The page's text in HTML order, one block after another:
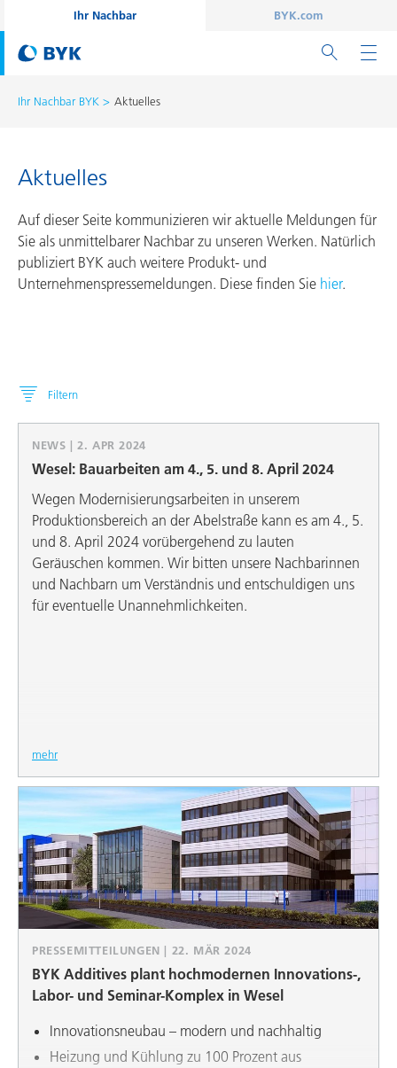
Ihr Nachbar BYK.com
Ihr Nachbar BYK Aktuelles
Aktuelles
Auf dieser Seite kommunizieren wir aktuelle Meldungen für
Sie als unmittelbarer Nachbar zu unseren Werken. Natürlich
publiziert BYK auch weitere Produkt- und
Unternehmenspressemeldungen. Diese finden Sie hier.
Filtern
NEWS | 2. APR 2024
Wesel: Bauarbeiten am 4., 5. und 8. April 2024
Wegen Modernisierungsarbeiten in unserem
Produktionsbereich an der Abelstraße kann es am 4., 5.
und 8. April 2024 vorübergehend zu lauten
Geräuschen kommen. Wir bitten unsere Nachbarinnen
und Nachbarn um Verständnis und entschuldigen uns
für eventuelle Unannehmlichkeiten.
mehr
PRESSEMITTEILUNGEN | 22. MÄR 2024
BYK Additives plant hochmodernen Innovations-,
Labor- und Seminar-Komplex in Wesel
Innovationsneubau – modern und nachhaltig
Heizung und Kühlung zu 100 Prozent aus